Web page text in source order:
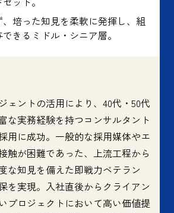
培った知見を柔軟に発揮し、組
きるミドル・シニア層。
ェントの活用により、40代・50代
な実務経験を持つコンサルタント
用に成功。一般的な採用媒体やエ
触が困難であった、上流工程から
な知見を備えた即戦力ベテラン
を実現。入社直後からクライアン
プロジェクトにおいて高い価値提